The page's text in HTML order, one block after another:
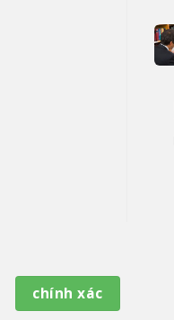
chính xác